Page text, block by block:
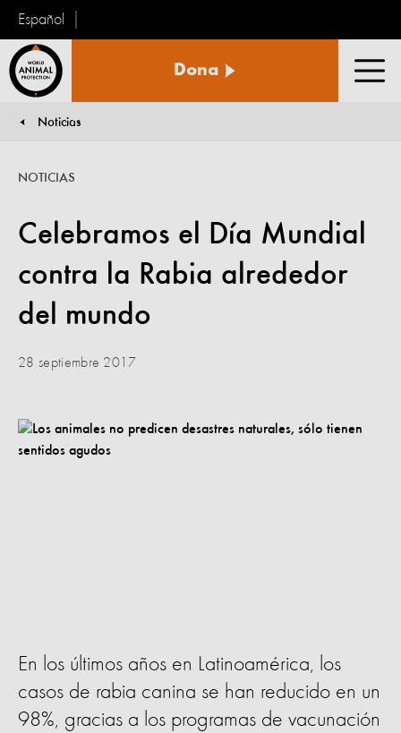
Español
Animal
Dona
Noticias
Celebramos el Día Mundial
contra la Rabia alrededor
del mundo
NOTICIAS
28 septiembre 2017
En los últimos años en Latinoamérica, los
casos de rabia canina se han reducido en un
98%, gracias a los programas de vacunación